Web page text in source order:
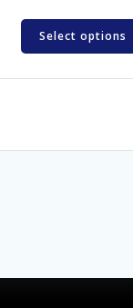
Select options